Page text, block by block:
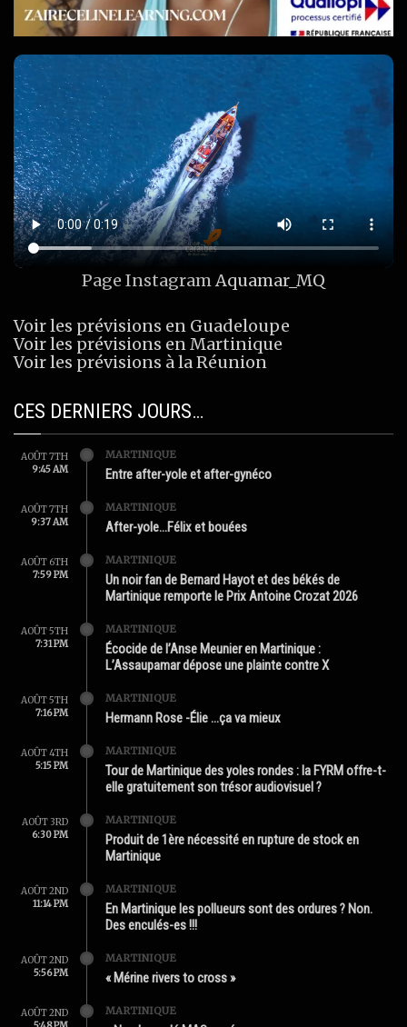
Page InstagramAquamar_MQ
Voir les prévisions en Guadeloupe
Voir les prévisions en Martinique
Voir les prévisions à la Réunion
CES DERNIERS JOURS…
AOÛT 7TH
9:45 AM
MARTINIQUE
Entre after-yole et after-gynéco
AOÛT 7TH
9:37 AM
MARTINIQUE
After-yole…Félix et bouées
AOÛT 6TH
7:59 PM
MARTINIQUE
Un noir fan de Bernard Hayot et des békés de
Martinique remporte le Prix Antoine Crozat 2026
AOÛT 5TH
7:31 PM
MARTINIQUE
Écocide de l’Anse Meunier en Martinique :
L’Assaupamar dépose une plainte contre X
AOÛT 5TH
7:16 PM
MARTINIQUE
Hermann Rose -Élie …ça va mieux
AOÛT 4TH
5:15 PM
MARTINIQUE
Tour de Martinique des yoles rondes : la FYRM offre-t-
elle gratuitement son trésor audiovisuel ?
AOÛT 3RD
6:30 PM
MARTINIQUE
Produit de 1ère nécessité en rupture de stock en
Martinique
AOÛT 2ND
11:14 PM
MARTINIQUE
En Martinique les pollueurs sont des ordures ? Non.
Des enculés-es !!!
AOÛT 2ND
5:56 PM
MARTINIQUE
« Mérine rivers to cross »
AOÛT 2ND
MARTINIQUE